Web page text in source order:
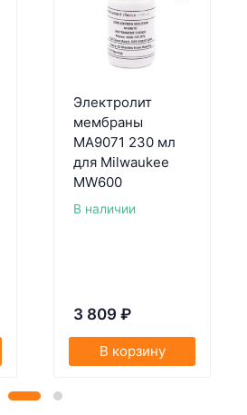
Электролит
мембраны
MA9071 230 мл
для Milwaukee
MW600
В наличии
3 809 ₽
В корзину